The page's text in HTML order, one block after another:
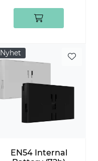
Nyhet
EN54 Internal